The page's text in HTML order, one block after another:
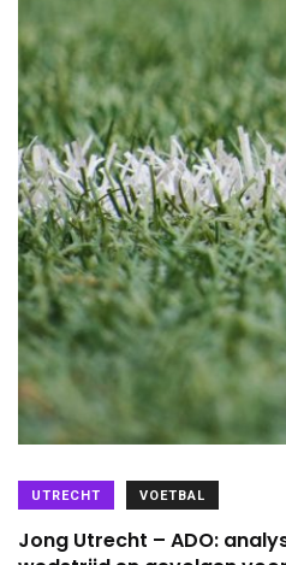
UTRECHT VOETBAL
Jong Utrecht – ADO: